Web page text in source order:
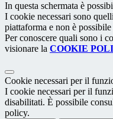
In questa schermata è
I cookie necessari sono
piattaforma e non è
Per conoscere quali sono i
visionare la COOKIE
Cookie necessari per il
I cookie necessari per il
disabilitati. È possibile
policy.